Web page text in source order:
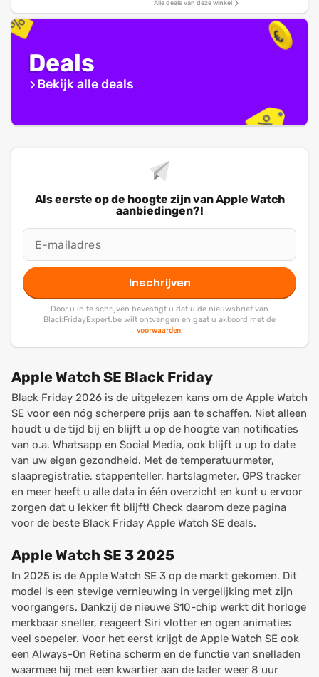
Alle deals van deze winkel
Deals
Bekijk alle deals
Als eerste op de hoogte zijn van Apple Watch
aanbiedingen?!
Inschrijven
Door u in te schrijven bevestigt u dat u de nieuwsbrief van
BlackFridayExpert.be wilt ontvangen en gaat u akkoord met de
voorwaarden.
Apple Watch SE Black Friday
Black Friday 2026 is de uitgelezen kans om de Apple Watch
SE voor een nóg scherpere prijs aan te schaffen. Niet alleen
houdt u de tijd bij en blijft u op de hoogte van notificaties
van o.a. Whatsapp en Social Media, ook blijft u up to date
van uw eigen gezondheid. Met de temperatuurmeter,
slaapregistratie, stappenteller, hartslagmeter, GPS tracker
en meer heeft u alle data in één overzicht en kunt u ervoor
zorgen dat u lekker fit blijft! Check daarom deze pagina
voor de beste Black Friday Apple Watch SE deals.
Apple Watch SE 3 2025
In 2025 is de Apple Watch SE 3 op de markt gekomen. Dit
model is een stevige vernieuwing in vergelijking met zijn
voorgangers. Dankzij de nieuwe S10-chip werkt dit horloge
merkbaar sneller, reageert Siri vlotter en ogen animaties
veel soepeler. Voor het eerst krijgt de Apple Watch SE ook
een Always-On Retina scherm en de functie van snelladen
waarmee hij met een kwartier aan de lader weer 8 uur